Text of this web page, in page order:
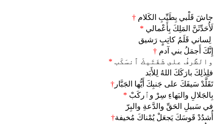
جاشَ قَلْبي بِطَيِّبِ الكَلام †
لَأُحَدِّثَنَّ المَلِكَ بِأَعْمالي *
لِساني قَلَمُ كاتِبٍ رَشيق
إِنَّكَ أَجمَلُ بني آدم †
والظَّرفُ على شَفَتَيكَ ٱنسَكَب *
فلِذٰلِكَ بارَكَكَ اللهُ لِلأَبَد
تَقَلَّدْ سَيفَكَ على جَنبِكَ أَيُّها الجَبَّار †
بِالجَلالِ والبَهاءِ سِرْ وٱركَبْ *
في سَبيلِ الحَقِّ والدَّعةِ والبِرّ
أُشدُدْ قَوسَكَ يَجعَلْ يُمْناكَ مُخيفة†